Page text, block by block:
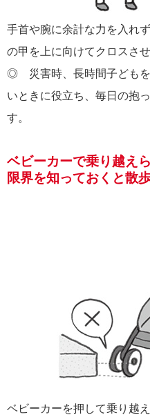
手首や腕に余計な力を入れ
の甲を上に向けてクロスさ
◎ 災害時、長時間子どもを
いときに役立ち、毎日の抱
す。
ベビーカーで乗り越え
限界を知っておくと散
ベビーカーを押して乗り越